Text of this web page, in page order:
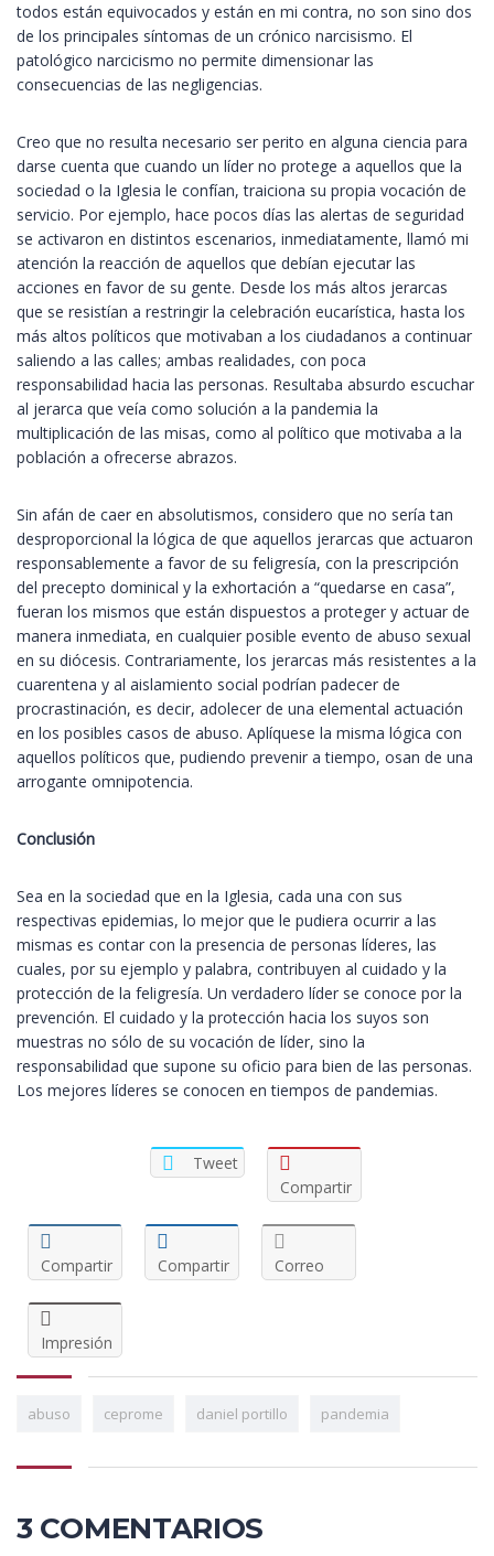
todos están equivocados y están en mi contra, no son sino dos
de los principales síntomas de un crónico narcisismo. El
patológico narcicismo no permite dimensionar las
consecuencias de las negligencias.
Creo que no resulta necesario ser perito en alguna ciencia para
darse cuenta que cuando un líder no protege a aquellos que la
sociedad o la Iglesia le confían, traiciona su propia vocación de
servicio. Por ejemplo, hace pocos días las alertas de seguridad
se activaron en distintos escenarios, inmediatamente, llamó mi
atención la reacción de aquellos que debían ejecutar las
acciones en favor de su gente. Desde los más altos jerarcas
que se resistían a restringir la celebración eucarística, hasta los
más altos políticos que motivaban a los ciudadanos a continuar
saliendo a las calles; ambas realidades, con poca
responsabilidad hacia las personas. Resultaba absurdo escuchar
al jerarca que veía como solución a la pandemia la
multiplicación de las misas, como al político que motivaba a la
población a ofrecerse abrazos.
Sin afán de caer en absolutismos, considero que no sería tan
desproporcional la lógica de que aquellos jerarcas que actuaron
responsablemente a favor de su feligresía, con la prescripción
del precepto dominical y la exhortación a “quedarse en casa”,
fueran los mismos que están dispuestos a proteger y actuar de
manera inmediata, en cualquier posible evento de abuso sexual
en su diócesis. Contrariamente, los jerarcas más resistentes a la
cuarentena y al aislamiento social podrían padecer de
procrastinación, es decir, adolecer de una elemental actuación
en los posibles casos de abuso. Aplíquese la misma lógica con
aquellos políticos que, pudiendo prevenir a tiempo, osan de una
arrogante omnipotencia.
Conclusión
Sea en la sociedad que en la Iglesia, cada una con sus
respectivas epidemias, lo mejor que le pudiera ocurrir a las
mismas es contar con la presencia de personas líderes, las
cuales, por su ejemplo y palabra, contribuyen al cuidado y la
protección de la feligresía. Un verdadero líder se conoce por la
prevención. El cuidado y la protección hacia los suyos son
muestras no sólo de su vocación de líder, sino la
responsabilidad que supone su oficio para bien de las personas.
Los mejores líderes se conocen en tiempos de pandemias.
Tweet
Compartir
Compartir Compartir Correo
Impresión
abuso ceprome daniel portillo pandemia
3 COMENTARIOS